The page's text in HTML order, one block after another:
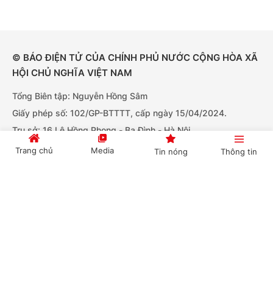
© BÁO ĐIỆN TỬ CỦA CHÍNH PHỦ NƯỚC CỘNG HÒA XÃ
HỘI CHỦ NGHĨA VIỆT NAM
Tổng Biên tập: Nguyễn Hồng Sâm
Giấy phép số: 102/GP-BTTTT, cấp ngày 15/04/2024.
Trụ sở: 16 Lê Hồng Phong - Ba Đình - Hà Nội.
Điện thoại: Văn phòng: 080.43162; Fax: 080.48924
Trang chủ Media Tin nóng Thông tin